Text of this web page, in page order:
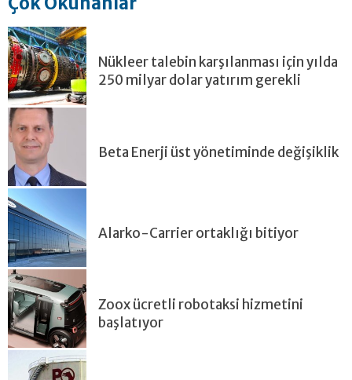
Nükleer talebin karşılanması için yılda
250 milyar dolar yatırım gerekli
Beta Enerji üst yönetiminde değişiklik
Alarko-Carrier ortaklığı bitiyor
Zoox ücretli robotaksi hizmetini
başlatıyor